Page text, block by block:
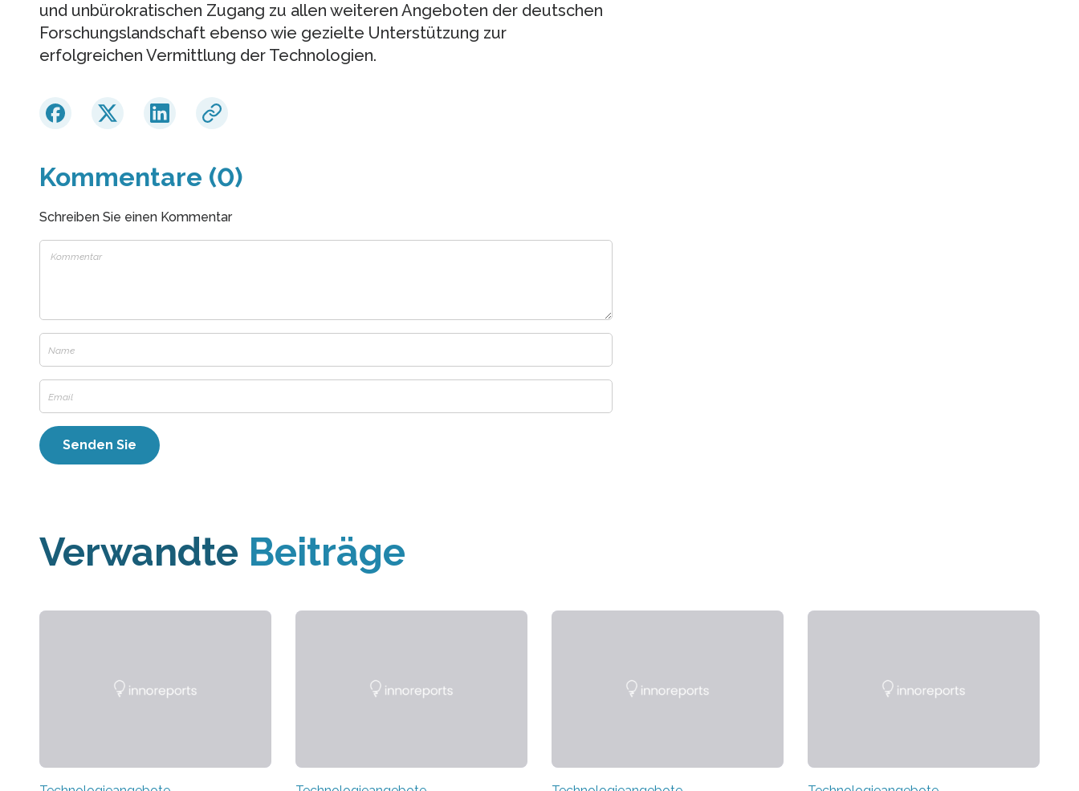
und unbürokratischen Zugang zu allen weiteren Angeboten der deutschen
Forschungslandschaft ebenso wie gezielte Unterstützung zur
erfolgreichen Vermittlung der Technologien.
Kommentare (0)
Schreiben Sie einen Kommentar
Verwandte Beiträge